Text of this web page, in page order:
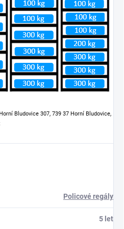
Bludovice 307, 739 37 Horní Bludovice,
Policové regály
5 let